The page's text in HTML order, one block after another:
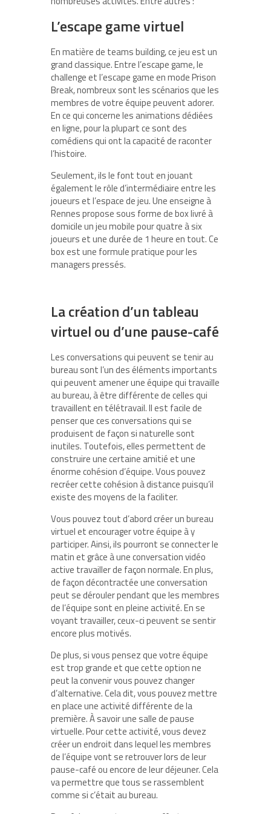
L’escape game virtuel
En matière de teams building, ce jeu est un
grand classique. Entre l’escape game, le
challenge et l’escape game en mode Prison
Break, nombreux sont les scénarios que les
membres de votre équipe peuvent adorer.
En ce qui concerne les animations dédiées
en ligne, pour la plupart ce sont des
comédiens qui ont la capacité de raconter
l’histoire.
Seulement, ils le font tout en jouant
également le rôle d’intermédiaire entre les
joueurs et l’espace de jeu. Une enseigne à
Rennes propose sous forme de box livré à
domicile un jeu mobile pour quatre à six
joueurs et une durée de 1 heure en tout. Ce
box est une formule pratique pour les
managers pressés.
La création d’un tableau
virtuel ou d’une pause-café
Les conversations qui peuvent se tenir au
bureau sont l’un des éléments importants
qui peuvent amener une équipe qui travaille
au bureau, à être différente de celles qui
travaillent en télétravail. Il est facile de
penser que ces conversations qui se
produisent de façon si naturelle sont
inutiles. Toutefois, elles permettent de
construire une certaine amitié et une
énorme cohésion d’équipe. Vous pouvez
recréer cette cohésion à distance puisqu’il
existe des moyens de la faciliter.
Vous pouvez tout d’abord créer un bureau
virtuel et encourager votre équipe à y
participer. Ainsi, ils pourront se connecter le
matin et grâce à une conversation vidéo
active travailler de façon normale. En plus,
de façon décontractée une conversation
peut se dérouler pendant que les membres
de l’équipe sont en pleine activité. En se
voyant travailler, ceux-ci peuvent se sentir
encore plus motivés.
De plus, si vous pensez que votre équipe
est trop grande et que cette option ne
peut la convenir vous pouvez changer
d’alternative. Cela dit, vous pouvez mettre
en place une activité différente de la
première. À savoir une salle de pause
virtuelle. Pour cette activité, vous devez
créer un endroit dans lequel les membres
de l’équipe vont se retrouver lors de leur
pause-café ou encore de leur déjeuner. Cela
va permettre que tous se rassemblent
comme si c’était au bureau.